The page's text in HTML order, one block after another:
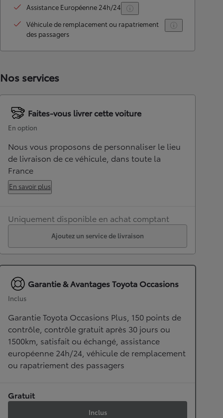
Assistance Européenne 24h/24
Véhicule de remplacement ou rapatriement
des passagers
Nos services
Faites-vous livrer cette voiture
En option
Nous vous proposons de personnaliser le lieu
de livraison de ce véhicule, dans toute la
France
En savoir plus
Uniquement disponible en achat comptant
Ajoutez un service de livraison
Garantie & Avantages Toyota Occasions
Inclus
Garantie Toyota Occasions Plus, 150 points de
contrôle, contrôle gratuit après 30 jours ou
1500km, satisfait ou échangé, assistance
européenne 24h/24, véhicule de remplacement
ou rapatriement des passagers
Gratuit
Inclus